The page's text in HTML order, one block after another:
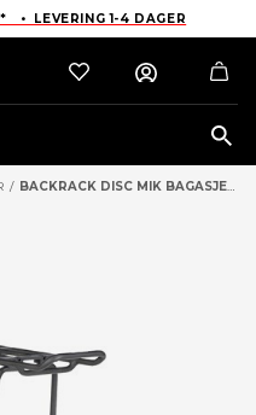
• LEVERING 1-4 DAGER
/ BACKRACK DISC MIK BAGASJEBRETT